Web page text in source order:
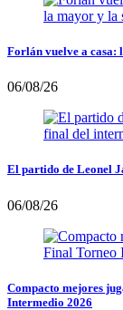
Forlán vuelve a casa:
06/08/26
El partido de Leonel
06/08/26
Compacto mejores
Intermedio 2026